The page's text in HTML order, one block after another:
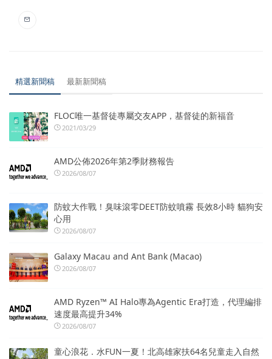
精選新聞稿 最新新聞稿
FLOC唯一基督徒專屬交友APP，基督徒的新福音
2021/03/29
AMD公佈2026年第2季財務報告
2026/08/07
防蚊大作戰！臭味滾零DEET防蚊噴霧 長效8小時 貓狗安
心用
2026/08/07
Galaxy Macau and Ant Bank (Macao)
2026/08/07
AMD Ryzen™ AI Halo專為Agentic Era打造，代理編排
速度最高提升34%
2026/08/07
童心浪花．水FUN一夏！北高雄家扶64名兒童走入自然